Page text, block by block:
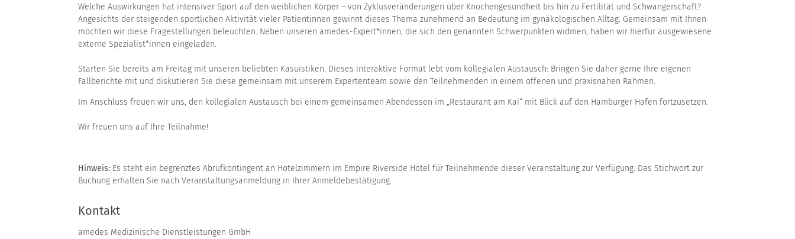
Welche Auswirkungen hat intensiver Sport auf den weiblichen Körper – von Zyklusveränderungen über Knochengesundheit bis hin zu Fertilität und Schwangerschaft?
Angesichts der steigenden sportlichen Aktivität vieler Patientinnen gewinnt dieses Thema zunehmend an Bedeutung im gynäkologischen Alltag. Gemeinsam mit Ihnen
möchten wir diese Fragestellungen beleuchten. Neben unseren amedes-Expert*innen, die sich den genannten Schwerpunkten widmen, haben wir hierfür ausgewiesene
externe Spezialist*innen eingeladen.
Starten Sie bereits am Freitag mit unseren beliebten Kasuistiken. Dieses interaktive Format lebt vom kollegialen Austausch: Bringen Sie daher gerne Ihre eigenen
Fallberichte mit und diskutieren Sie diese gemeinsam mit unserem Expertenteam sowie den Teilnehmenden in einem offenen und praxisnahen Rahmen.
Im Anschluss freuen wir uns, den kollegialen Austausch bei einem gemeinsamen Abendessen im „Restaurant am Kai“ mit Blick auf den Hamburger Hafen fortzusetzen.
Wir freuen uns auf Ihre Teilnahme!
Hinweis: Es steht ein begrenztes Abrufkontingent an Hotelzimmern im Empire Riverside Hotel für Teilnehmende dieser Veranstaltung zur Verfügung. Das Stichwort zur
Buchung erhalten Sie nach Veranstaltungsanmeldung in Ihrer Anmeldebestätigung.
Kontakt
amedes Medizinische Dienstleistungen GmbH